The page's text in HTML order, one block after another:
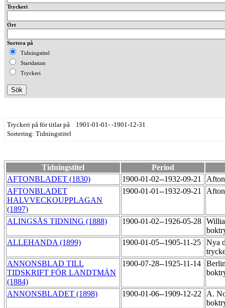
Tryckeri
Ort
Sortera på
Tidningstitel
Startdatum
Tryckeri
Tryckeri på för titlar på 1901-01-01- -1901-12-31
Sortering: Tidningstitel
Tidningstitel
Period
AFTONBLADET (1830)
1900-01-02--1932-09-21
AFTONBLADET
HALVVECKOUPPLAGAN
(1897)
1900-01-01--1932-09-21
ALINGSÅS TIDNING (1888) 1900-01-02--1926-05-28
ALLEHANDA (1899)
1900-01-05--1905-11-25
Nya
ANNONSBLAD TILL
TIDSKRIFT FÖR LANDTMÄN
(1884)
1900-07-28--1925-11-14
ANNONSBLADET (1898) 1900-01-06--1909-12-22
A.